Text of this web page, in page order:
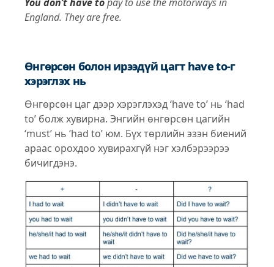
England. They are free.
Өнгөрсөн болон ирээдүй цагт have to-г
хэрэглэх нь
Өнгөрсөн цаг дээр хэрэглэхэд ‘have to’ нь ‘had
to’ болж хувирна. Энгийн өнгөрсөн цагийн
‘must’ нь ‘had to’ юм. Бүх төрлийн эзэн биений
араас орохдоо хувирахгүй нэг хэлбэрээрээ
бичигдэнэ.